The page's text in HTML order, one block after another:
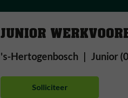
JUNIOR
's-Hertogenbosch Junior
Solliciteer